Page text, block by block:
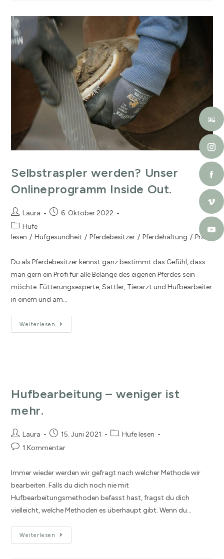
Selbstraspler werden? Unser
Onlineprogramm Inside Out.
Laura
6. Oktober 2022
Hufe
lesen / Hufgesundheit / Pferdebesitzer / Pferdehaltung / Praxis
Du als Pferdebesitzer kennst ganz bestimmt das Gefühl, dass
man gern ein Profi für alle Belange des eigenen Pferdes sein
möchte: Fütterungsexperte, Sattler, Tierarzt und Hufbearbeiter
in einem und am…
Weiterlesen
Hufbearbeitung – weniger ist
mehr.
Laura 15. Juni 2021
Hufe lesen
1 Kommentar
Immer wieder werden wir gefragt nach welcher Methode wir
bearbeiten. Falls du dich noch nie mit
Hufbearbeitungsmethoden befasst hast, fragst du dich
vielleicht, welche Methoden es überhaupt gibt. Wenn du…
Weiterlesen